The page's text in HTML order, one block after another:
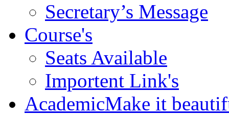
Secretary’s Message
Course's
Seats Available
Importent Link's
AcademicMake it